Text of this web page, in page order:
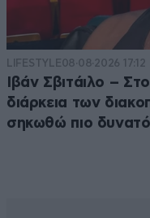
LIFESTYLE08·08·2026 17:12
Ιβάν Σβιτάιλο –
διάρκεια των
σηκωθώ πιο